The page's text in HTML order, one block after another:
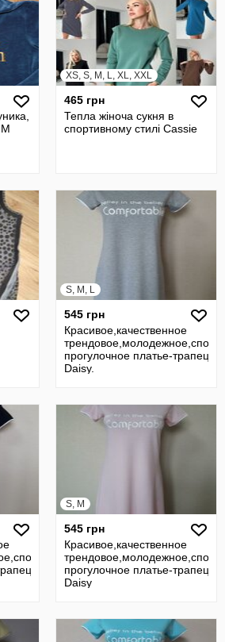
М
XS, S, M, L, XL, XXL
465 грн
Тепла жіноча сукня в
спортивному стилі Cassie
S, M, L
545 грн
Красивое,качественное
прогулочное платье-трапеция
Daisy.
Pink
S, M
545 грн
Красивое,качественное
прогулочное платье-трапеция
Daisy